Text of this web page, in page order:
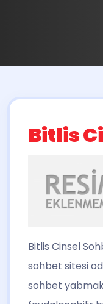
Bitlis
Bitlis Cinsel
sohbet sitesi
sohbet